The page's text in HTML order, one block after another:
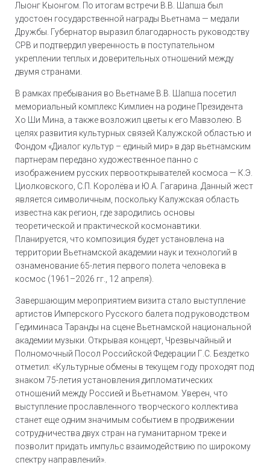
Лыонг Кыонгом. По итогам встречи В.В. Шапша был
удостоен государственной награды Вьетнама — медали
Дружбы. Губернатор выразил благодарность руководству
СРВ и подтвердил уверенность в поступательном
укреплении теплых и доверительных отношений между
двумя странами.
В рамках пребывания во Вьетнаме В.В. Шапша посетил
мемориальный комплекс Кимлиен на родине Президента
Хо Ши Мина, а также возложил цветы к его Мавзолею. В
целях развития культурных связей Калужской областью и
Фондом «Диалог культур – единый мир» в дар вьетнамским
партнерам передано художественное панно с
изображением русских первооткрывателей космоса — К.Э.
Циолковского, С.П. Королёва и Ю.А. Гагарина. Данный жест
является символичным, поскольку Калужская область
известна как регион, где зародились основы
теоретической и практической космонавтики.
Планируется, что композиция будет установлена на
территории Вьетнамской академии наук и технологий в
ознаменование 65-летия первого полета человека в
космос (1961–2026 гг., 12 апреля).
Завершающим мероприятием визита стало выступление
артистов Имперского Русского балета под руководством
Гедиминаса Таранды на сцене Вьетнамской национальной
академии музыки. Открывая концерт, Чрезвычайный и
Полномочный Посол Российской Федерации Г.С. Бездетко
отметил: «Культурные обмены в текущем году проходят под
знаком 75-летия установления дипломатических
отношений между Россией и Вьетнамом. Уверен, что
выступление прославленного творческого коллектива
станет еще одним значимым событием в продвижении
сотрудничества двух стран на гуманитарном треке и
позволит придать импульс взаимодействию по широкому
спектру направлений».